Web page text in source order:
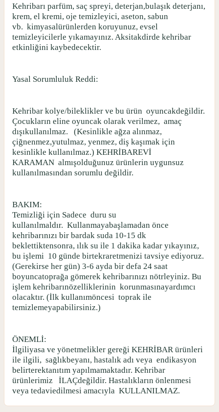
Kehribarı parfüm, saç spreyi, deterjan,bulaşık deterjanı,
krem, el kremi, oje temizleyici, aseton, sabun
vb. kimyasalürünlerden koruyunuz, evsel
temizleyicilerle yıkamayınız. Aksitakdirde kehribar
etkinliğini kaybedecektir.
Yasal Sorumluluk Reddi:
Kehribar kolye/bileklikler ve bu ürün oyuncakdeğildir.
Çocukların eline oyuncak olarak verilmez, amaç
dışıkullanılmaz.
(Kesinlikle ağza alınmaz,
çiğnenmez,yutulmaz, yenmez, diş kaşımak için
kesinlikle kullanılmaz.) KEHRİBAREVİ
KARAMAN almışolduğunuz ürünlerin uygunsuz
kullanılmasından sorumlu değildir.
BAKIM:
Temizliği için Sadece duru su
kullanılmaldır. Kullanmayabaşlamadan önce
kehribarınızı bir bardak suda 10-15 dk
beklettiktensonra, ılık su ile 1 dakika kadar yıkayınız,
bu işlemi 10 günde birtekraretmenizi tavsiye ediyoruz.
(Gerekirse her gün) 3-6 ayda bir defa 24 saat
boyuncatoprağa gömerek kehribarınızı nötrleyiniz. Bu
işlem kehribarınözelliklerinin korunmasınayardımcı
olacaktır. (İlk kullanımöncesi toprak ile
temizlemeyapabilirsiniz.)
ÖNEMLİ:
İlgiliyasa ve yönetmelikler gereği KEHRİBAR ürünleri
ile ilgili, sağlıkbeyanı, hastalık adı veya endikasyon
belirterektanıtım yapılmamaktadır. Kehribar
ürünlerimiz
İLAÇdeğildir. Hastalıkların önlenmesi
veya tedaviedilmesi amacıyla KULLANILMAZ.